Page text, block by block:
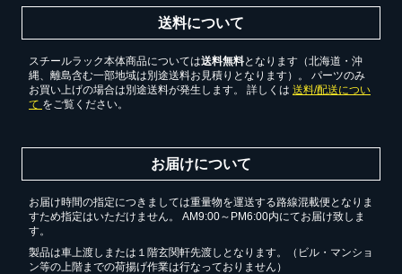
送料について
スチールラック本体商品については送料無料となります（北海道・沖
縄、離島含む一部地域は別途送料お見積りとなります）。 パーツのみ
お買い上げの場合は別途送料が発生します。 詳しくは 送料/配送につい
て をご覧ください。
お届けについて
お届け時間の指定につきましては重量物を運送する路線混載便となりま
すため指定はいただけません。 AM9:00～PM6:00内にてお届け致しま
す。
製品は車上渡しまたは１階玄関軒先渡しとなります。（ビル・マンショ
ン等の上階までの荷揚げ作業は行なっておりません）